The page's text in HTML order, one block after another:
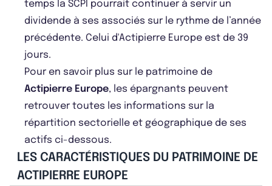
temps la SCPI pourrait continuer à servir un
dividende à ses associés sur le rythme de l’année
précédente. Celui d'Actipierre Europe est de 39
jours.
Pour en savoir plus sur le patrimoine de
Actipierre Europe, les épargnants peuvent
retrouver toutes les informations sur la
répartition sectorielle et géographique de ses
actifs ci-dessous.
LES CARACTÉRISTIQUES DU PATRIMOINE DE
ACTIPIERRE EUROPE